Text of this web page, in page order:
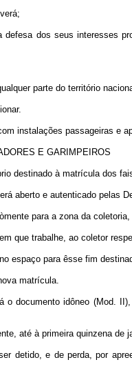
dos seus interesses
parte do território
instalações passageiras e
E GARIMPEIROS
destinado à matrícula dos
aberto e autenticado pelas
para a zona da
que trabalhe, ao coletor
espaço para êsse fim
matrícula.
documento idôneo (Mod.
até à primeira quinzena
detido, e de perda, por